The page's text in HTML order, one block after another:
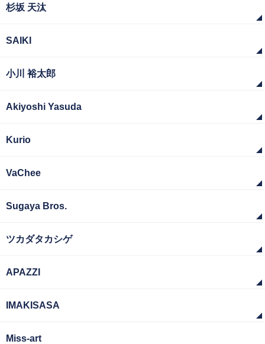
杉坂 天汰
SAIKI
小川 裕太郎
Akiyoshi Yasuda
Kurio
VaChee
Sugaya Bros.
ツカダタカシゲ
APAZZI
IMAKISASA
Miss-art